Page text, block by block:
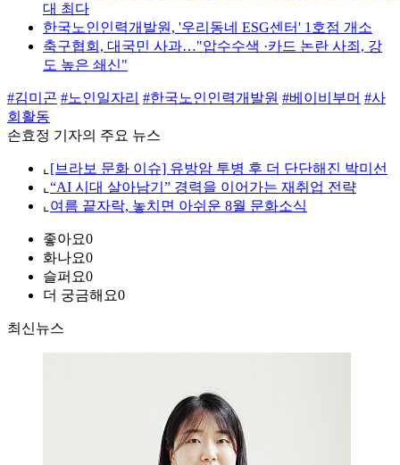
대 최다
한국노인인력개발원, '우리동네 ESG센터' 1호점 개소
축구협회, 대국민 사과…"압수수색 ·카드 논란 사죄, 강
도 높은 쇄신"
#김미곤 #노인일자리 #한국노인인력개발원 #베이비부머 #사
회활동
손효정 기자의 주요 뉴스
⌞ [브라보 문화 이슈] 유방암 투병 후 더 단단해진 박미선
⌞ “AI 시대 살아남기” 경력을 이어가는 재취업 전략
⌞ 여름 끝자락, 놓치면 아쉬운 8월 문화소식
좋아요0
화나요0
슬퍼요0
더 궁금해요0
최신뉴스